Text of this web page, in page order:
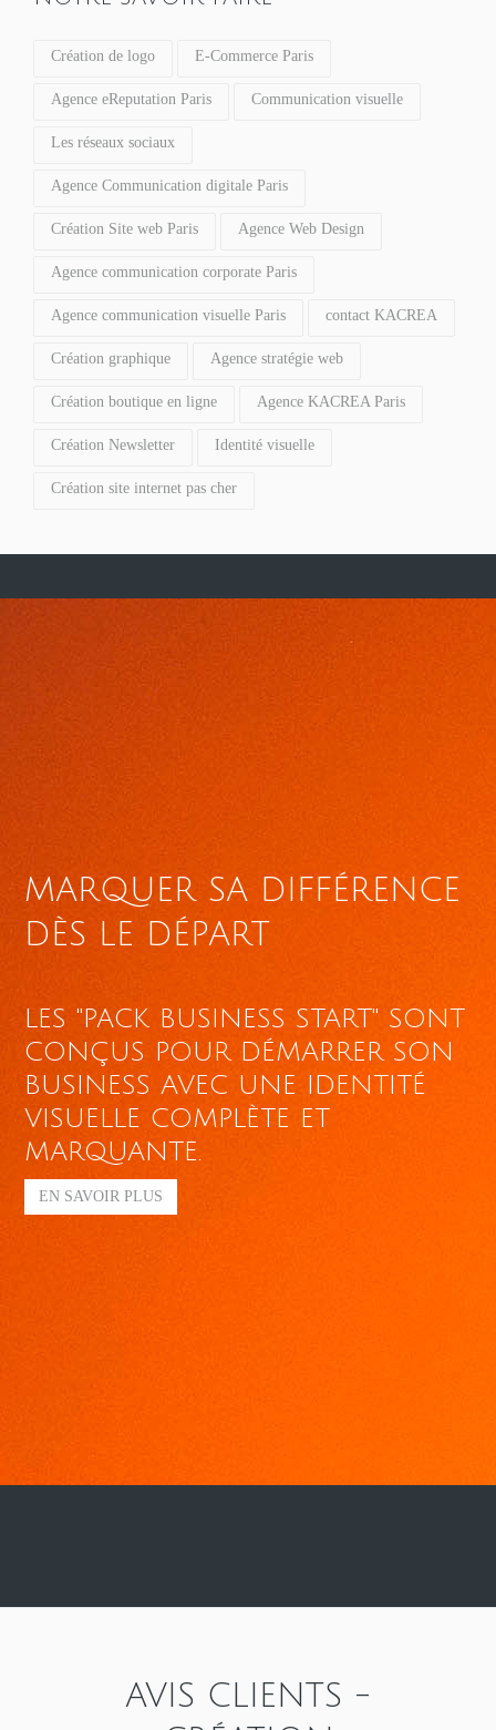
Création de logo E-Commerce Paris
Agence eReputation Paris Communication visuelle
Les réseaux sociaux
Agence Communication digitale Paris
Création Site web Paris Agence Web Design
Agence communication corporate Paris
Agence communication visuelle Paris contact KACREA
Création graphique Agence stratégie web
Création boutique en ligne Agence KACREA Paris
Création Newsletter Identité visuelle
Création site internet pas cher
MARQUER SA DIFFÉRENCE
DÈS LE DÉPART
LES "PACK BUSINESS START" SONT
CONÇUS POUR DÉMARRER SON
BUSINESS AVEC UNE IDENTITÉ
VISUELLE COMPLÈTE ET
MARQUANTE.
EN SAVOIR PLUS
AVIS CLIENTS -